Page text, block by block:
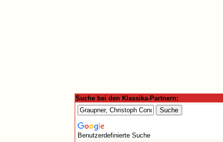
Suche bei den Klassika-Partnern:
Benutzerdefinierte Suche